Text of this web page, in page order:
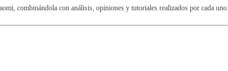
combinándola con análisis, opiniones y tutoriales realizados por cada